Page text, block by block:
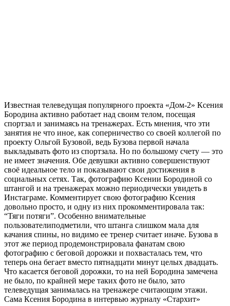
Известная телеведущая популярного проекта «Дом-2» Ксения
Бородина активно работает над своим телом, посещая
спортзал и занимаясь на тренажерах. Есть мнения, что эти
занятия не что иное, как соперничество со своей коллегой по
проекту Ольгой Бузовой, ведь Бузова первой начала
выкладывать фото из спортзала. Но по большому счету — это
не имеет значения. Обе девушки активно совершенствуют
своё идеальное тело и показывают свои достижения в
социальных сетях. Так, фотографию Ксении Бородиной со
штангой и на тренажерах можно периодически увидеть в
Инстаграме. Комментирует свою фотографию Ксения
довольно просто, и одну из них прокомментировала так:
“Тяги потяги”. Особенно внимательные
пользователиподметили, что штанга слишком мала для
качания спины, но видимо ее тренер считает иначе. Бузова в
этот же период продемонстрировала фанатам свою
фотографию с беговой дорожки и похвасталась тем, что
теперь она бегает вместо пятнадцати минут целых двадцать.
Что касается беговой дорожки, то на ней Бородина замечена
не было, по крайней мере таких фото не было, зато
телеведущая занималась на тренажере считающим этажи.
Сама Ксения Бородина в интервью журналу «Стархит»